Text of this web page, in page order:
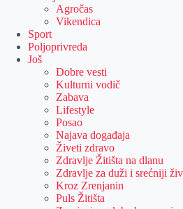
Agročas
Vikendica
Sport
Poljoprivreda
Još
Dobre vesti
Kulturni vodič
Zabava
Lifestyle
Posao
Najava događaja
Živeti zdravo
Zdravlje Žitišta na dlanu
Zdravlje za duži i srećniji
Kroz Zrenjanin
Puls Žitišta